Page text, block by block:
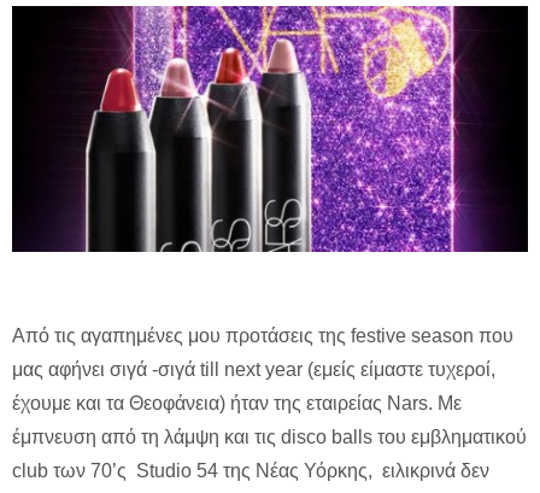
Από τις αγαπημένες μου προτάσεις της festive season που
μας αφήνει σιγά -σιγά till next year (εμείς είμαστε τυχεροί,
έχουμε και τα Θεοφάνεια) ήταν της εταιρείας Nars. Με
έμπνευση από τη λάμψη και τις disco balls του εμβληματικού
club των 70’ς Studio 54 της Nέας Υόρκης, ειλικρινά δεν